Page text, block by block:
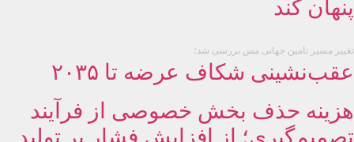
پنهان کند
تغییر مسیر تامین جهانی مس بررسی شد؛
عقب‌نشینی شکاف عرضه تا ۲۰۳۵
هزینه حذف بخش خصوصی از فرآیند